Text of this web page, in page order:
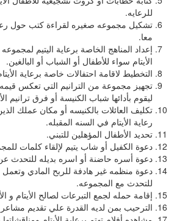
للرعايه.
تشكيل مجموعه صغيره لقراءة كتب حول
معا.
إعداد المناهج الخاصة برعاية اليتيم
الأيتام سواء للأطفال أو الشباب أو البالغين.
التخطيط لاقامة احتفالات خاصة برعاية
تجهيز مجموعة من الترانيم التي تعكس
ليقوم بأدائها شباب الكنيسة أو فرق ترانيم
تكليف العائلات بالكنيسه أو مكان عملك
رعاية الأيتام في السنه المقبله.
تحديد الأطفال المؤهلين للتبني.
دعوة الكفيل أو شاب يتيم لإلقاء كلمات
دعوة أسره حاضنة أو اسره بديله للتحدث
دعوة منظمه غير هادفة للربح المادي
للتحدث مع المجموعه.
إقامة حمله لجمع التبرعات لصالح الأيتام و
الترحيب بمن لديه القدرة علي تقديم مشاعر